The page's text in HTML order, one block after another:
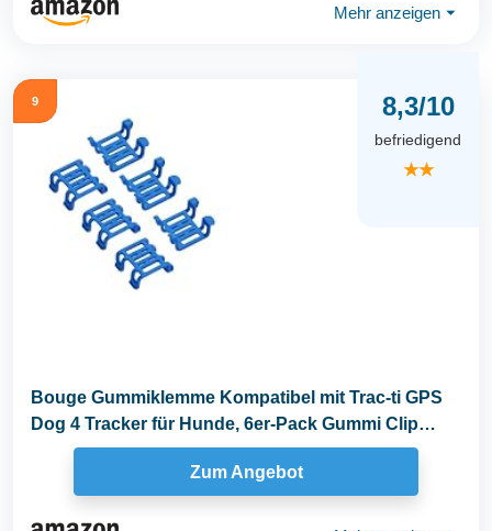
Mehr anzeigen ⏷
9 8,3/10
befriedigend
★★
Bouge Gummiklemme Kompatibel mit Trac-ti GPS
Dog 4 Tracker für Hunde, 6er-Pack Gummi Clip
Zubehör...
Zum Angebot